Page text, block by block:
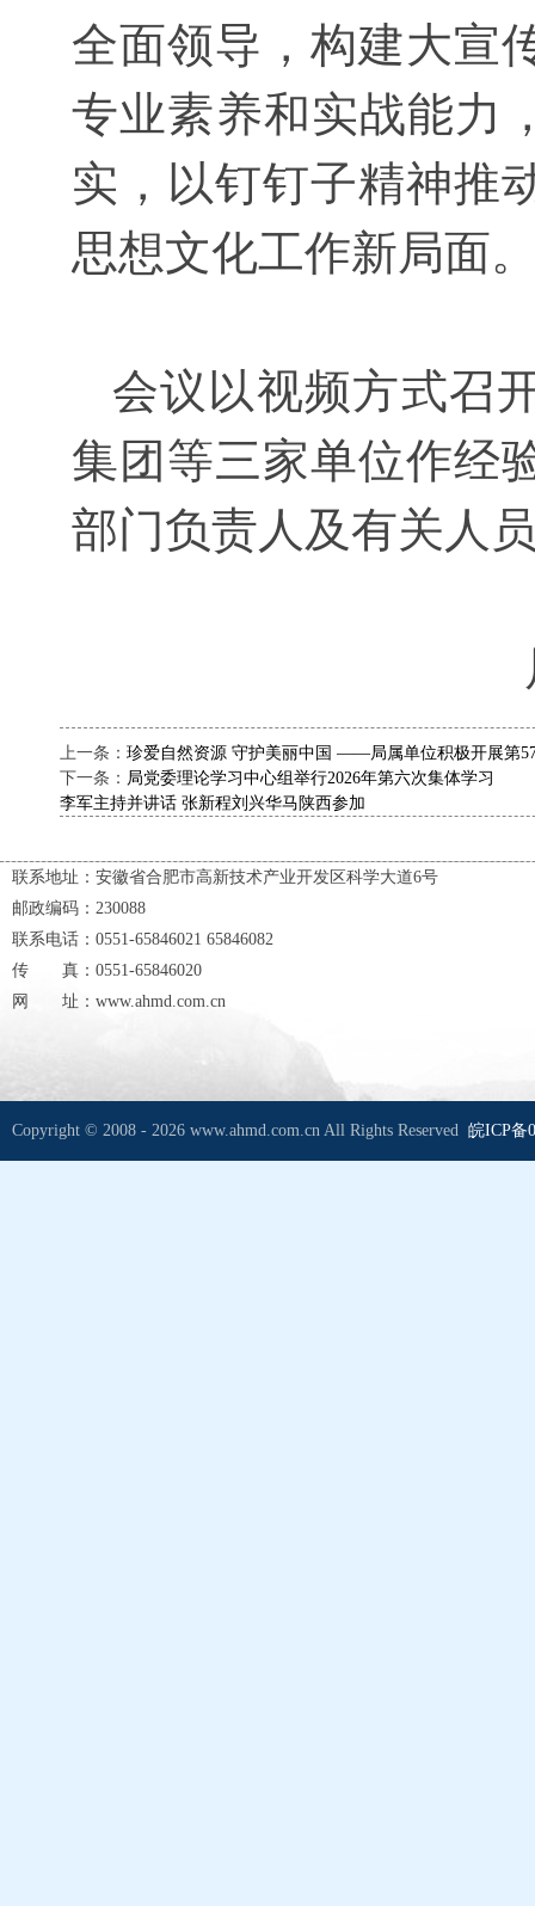
全面领导，构建大宣
专业素养和实战能力
实，以钉钉子精神推
思想文化工作新局面
会议以视频方式召
集团等三家单位作经
部门负责人及有关人
上一条： 珍爱自然资源 守护美丽中国 ——局属单位积极开展第
下一条： 局党委理论学习中心组举行2026年第六次集体学习
李军主持并讲话 张新程刘兴华马陕西参加
联系地址：安徽省合肥市高新技术产业开发区科学大道6号
邮政编码：230088
联系电话：0551-65846021 65846082
传 真：0551-65846020
网 址：www.ahmd.com.cn
Copyright © 2008 - 2026 www.ahmd.com.cn All Rights Reserved 皖ICP备